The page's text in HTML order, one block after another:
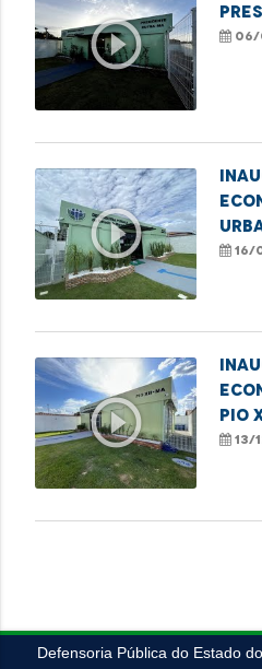
play_circle_outline 06/
play_circle_outline 16/
play_circle_outline
Pio
13/
Defensoria Pública do Estado